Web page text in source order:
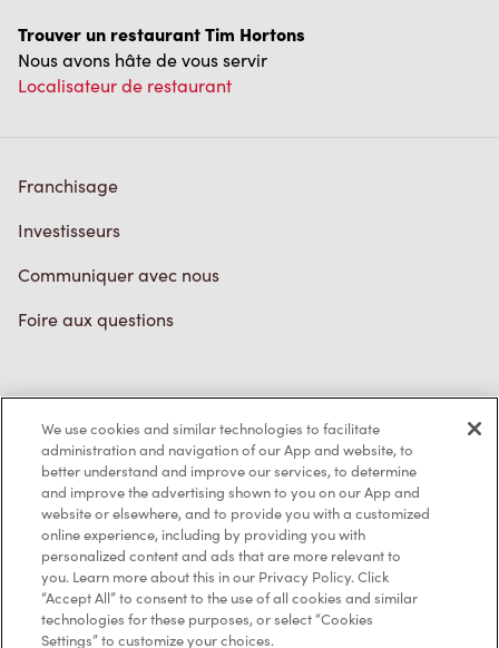
Trouver un restaurant Tim Hortons
Nous avons hâte de vous servir
Localisateur de restaurant
Franchisage
Investisseurs
Communiquer avec nous
Foire aux questions
Politique de confidentialité
Conditions de service
Marques de commerce
Accessibilité
Diagnostic
We use cookies and similar technologies to facilitate
administration and navigation of our App and website, to
better understand and improve our services, to determine
and improve the advertising shown to you on our App and
website or elsewhere, and to provide you with a customized
online experience, including by providing you with
personalized content and ads that are more relevant to
you. Learn more about this in our Privacy Policy. Click
“Accept All” to consent to the use of all cookies and similar
technologies for these purposes, or select “Cookies
Settings” to customize your choices.